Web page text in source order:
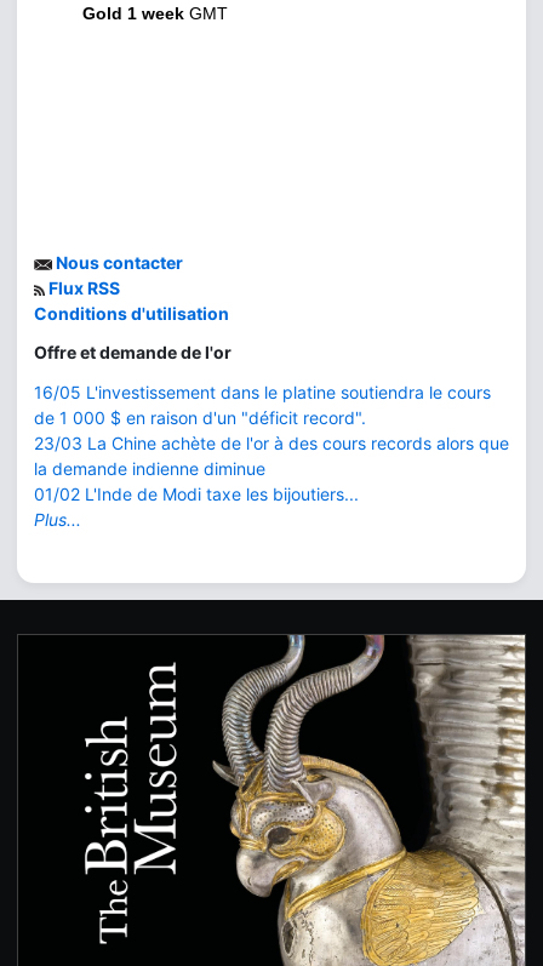
Gold 1 week GMT
Nous contacter
Flux RSS
Conditions d'utilisation
Offre et demande de l'or
16/05 L'investissement dans le platine soutiendra le cours
de 1 000 $ en raison d'un "déficit record".
23/03 La Chine achète de l'or à des cours records alors que
la demande indienne diminue
01/02 L'Inde de Modi taxe les bijoutiers...
Plus...